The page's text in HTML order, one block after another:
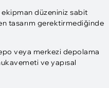
düzeniniz sabit
tasarım gerektirmediğinde
veya merkezi depolama
ve yapısal